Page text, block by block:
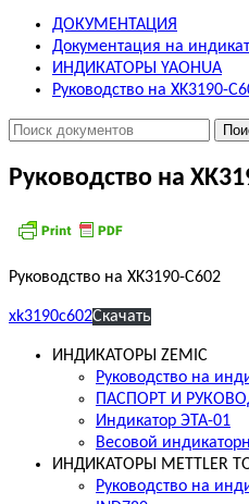
ДОКУМЕНТАЦИЯ
Документация на
ИНДИКАТОРЫ YAOHUA
Руководство на XK3190-
Руководство на
Руководство на XK3190-C602
xk3190c602Скачать
ИНДИКАТОРЫ ZEMIC
Руководство на
ПАСПОРТ И
Индикатор ЭТА-01
Весовой
ИНДИКАТОРЫ METTLER
Руководство на